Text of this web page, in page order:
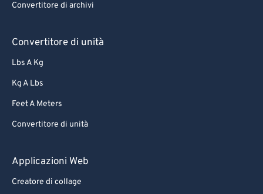
Convertitore di archivi
Convertitore di unità
Lbs A Kg
Kg A Lbs
Feet A Meters
Convertitore di unità
Applicazioni Web
Creatore di collage